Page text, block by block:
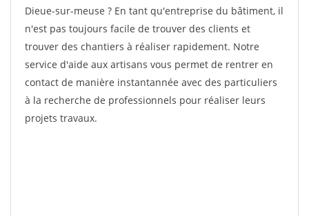
Dieue-sur-meuse ? En tant qu'entreprise du bâtiment, il
n'est pas toujours facile de trouver des clients et
trouver des chantiers à réaliser rapidement. Notre
service d'aide aux artisans vous permet de rentrer en
contact de manière instantannée avec des particuliers
à la recherche de professionnels pour réaliser leurs
projets travaux.